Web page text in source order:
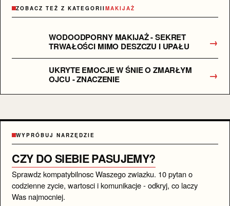
ZOBACZ TEŻ Z KATEGORIIMAKIJAŻ
WODOODPORNY MAKIJAŻ - SEKRET
TRWAŁOŚCI MIMO DESZCZU I UPAŁU
→
UKRYTE EMOCJE W ŚNIE O ZMARŁYM
OJCU - ZNACZENIE
→
WYPRÓBUJ NARZĘDZIE
CZY DO SIEBIE PASUJEMY?
Sprawdz kompatybilnosc Waszego zwiazku. 10 pytan o
codzienne zycie, wartosci i komunikacje - odkryj, co laczy
Was najmocniej.